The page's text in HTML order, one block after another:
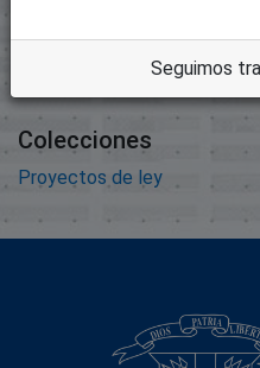
Colecciones
Proyectos de ley
Seguimos